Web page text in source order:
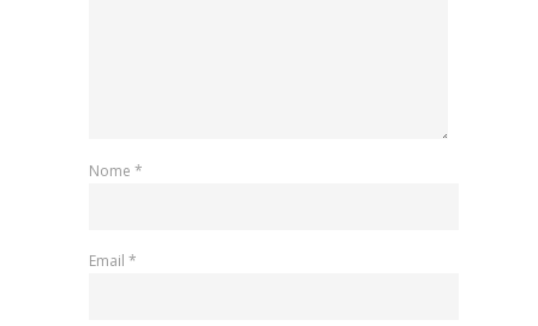
Nome *
Email *